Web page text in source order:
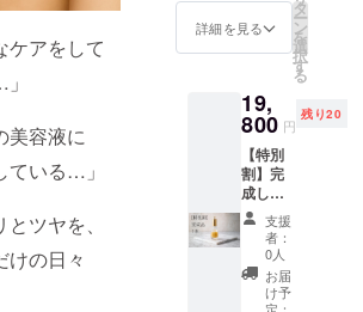
ケアをして
美容液に
ている…」
ツヤを、
けの日々
発。企画・
証・レポー
ト化までを
一人で行
い、老化を
構造的に理
解し活用す
る新しい仕
組みの構築
を目指して
方法：
完成後
宅急便
送
詳細を見る
タ
ー
ン
を
選
択
す
る
19,
800 円
残り20
【特別
割】完
成した
商品1本
・詳
細：セ
ラム
ルネッ
サン
支援
者：
0人
お届
け予